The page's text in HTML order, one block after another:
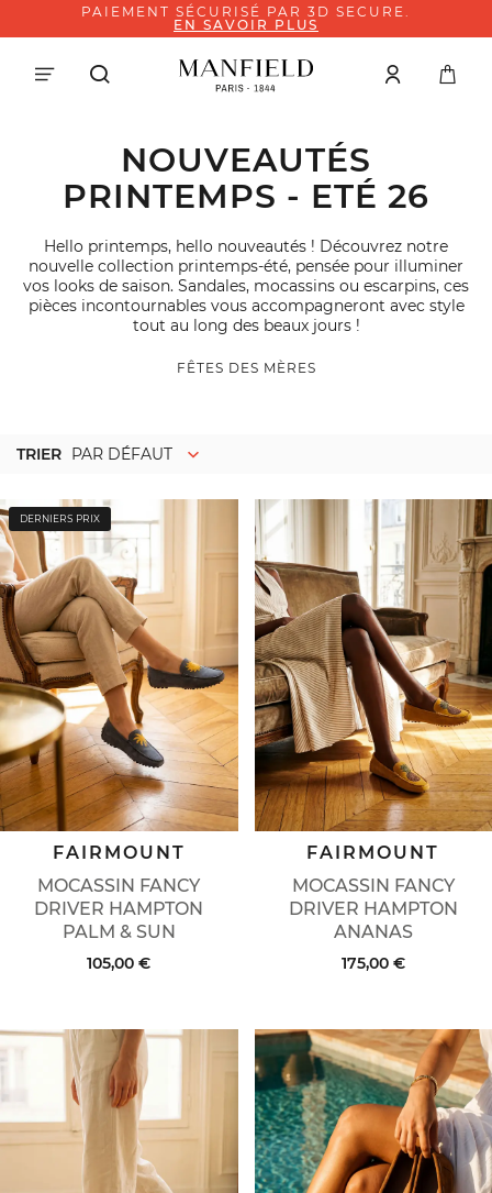
PAIEMENT SÉCURISÉ PAR 3D SECURE.
EN SAVOIR PLUS
NOUVEAUTÉS
PRINTEMPS - ETÉ 26
Hello printemps, hello nouveautés ! Découvrez notre
nouvelle collection printemps-été, pensée pour illuminer
vos looks de saison. Sandales, mocassins ou escarpins, ces
pièces incontournables vous accompagneront avec style
tout au long des beaux jours !
FÊTES DES MÈRES
TRIER PAR DÉFAUT
DERNIERS PRIX
MOCASSIN FANCY
DRIVER HAMPTON
PALM & SUN
FAIRMOUNT
105,00 €
MOCASSIN FANCY
DRIVER HAMPTON
ANANAS
FAIRMOUNT
175,00 €